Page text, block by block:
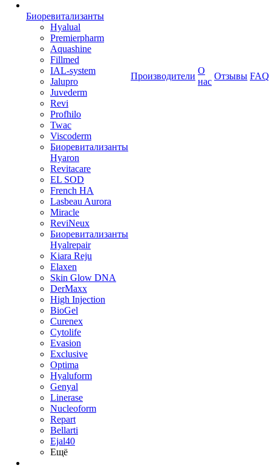
Биоревитализанты
Hyalual
Premierpharm
Aquashine
Fillmed
IAL-system
Jalupro
Juvederm
Revi
Profhilo
Twac
Viscoderm
Биоревитализанты
Hyaron
Revitacare
EL SOD
French HA
Lasbeau Aurora
Miracle
ReviNeux
Биоревитализанты
Hyalrepair
Kiara Reju
Elaxen
Skin Glow DNA
DerMaxx
High Injection
BioGel
Curenex
Cytolife
Evasion
Exclusive
Optima
Hyaluform
Genyal
Linerase
Nucleoform
Repart
Bellarti
Ejal40
Ещё
Производители
О
нас
Отзывы FAQ